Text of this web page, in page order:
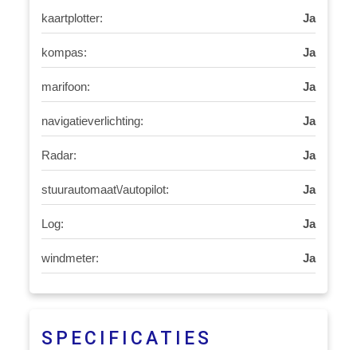
kaartplotter: Ja
kompas: Ja
marifoon: Ja
navigatieverlichting: Ja
Radar: Ja
stuurautomaat\/autopilot: Ja
Log: Ja
windmeter: Ja
SPECIFICATIES